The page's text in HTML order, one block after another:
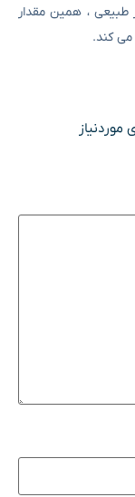
طبیعی ، همین مقدار